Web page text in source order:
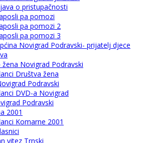
o pristupačnosti
pa pomozi
pa pomozi 2
pa pomozi 3
Novigrad Podravski- prijatelj djece
Novigrad Podravski
Društva žena
Podravski
DVD-a Novigrad
Podravski
2001
Komarne 2001
vitez Trnski